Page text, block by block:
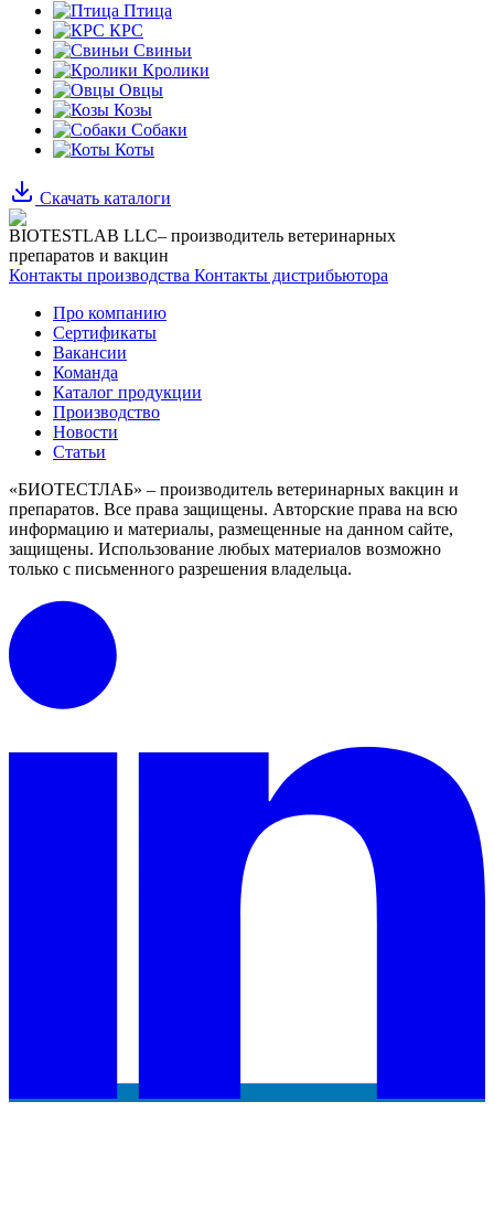
Птица
КРС
Свиньи
Кролики
Овцы
Козы
Собаки
Коты
Скачать каталоги
BIOTESTLAB LLC– производитель ветеринарных
препаратов и вакцин
Контакты производства Контакты дистрибьютора
Про компанию
Сертификаты
Вакансии
Команда
Каталог продукции
Производство
Новости
Статьи
«БИОТЕСТЛАБ» – производитель ветеринарных вакцин и
препаратов. Все права защищены. Авторские права на всю
информацию и материалы, размещенные на данном сайте,
защищены. Использование любых материалов возможно
только с письменного разрешения владельца.